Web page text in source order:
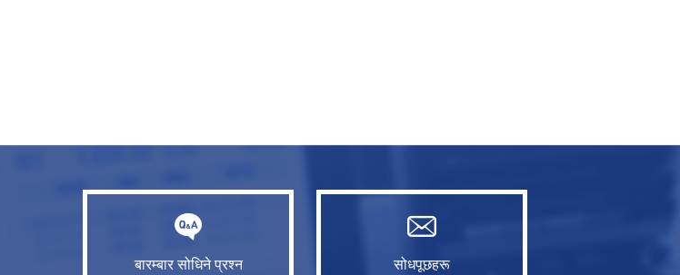
बारम्बार सोधिने प्रश्न सोधपूछहरू